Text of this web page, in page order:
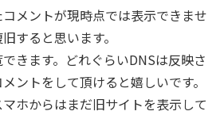
メントが現時点では表示できませ
すると思います。
きます。どれぐらいDNSは反映さ
ントをして頂けると嬉しいです。
マホからはまだ旧サイトを表示して